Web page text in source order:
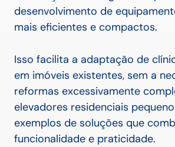
desenvolvimento de
mais eficientes e compactos.
Isso facilita a adaptação de
em imóveis existentes, sem a
reformas excessivamente
elevadores residenciais
exemplos de soluções que
funcionalidade e praticidade.